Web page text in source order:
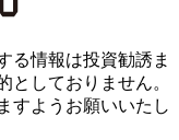
る情報は投資勧誘ま
としておりません。
すようお願いいたし